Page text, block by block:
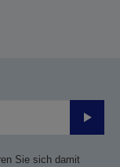
Sie sich damit